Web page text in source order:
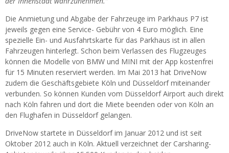
Die Anmietung und Abgabe der Fahrzeuge im Parkhaus P7 ist
jeweils gegen eine Service- Gebühr von 4 Euro möglich. Eine
spezielle Ein- und Ausfahrtskarte für das Parkhaus ist in allen
Fahrzeugen hinterlegt. Schon beim Verlassen des Flugzeuges
können die Modelle von BMW und MINI mit der App kostenfrei
für 15 Minuten reserviert werden. Im Mai 2013 hat DriveNow
zudem die Geschäftsgebiete Köln und Düsseldorf miteinander
verbunden. So können Kunden vom Düsseldorf Airport auch direkt
nach Köln fahren und dort die Miete beenden oder von Köln an
den Flughafen in Düsseldorf gelangen.
DriveNow startete in Düsseldorf im Januar 2012 und ist seit
Oktober 2012 auch in Köln. Aktuell verzeichnet der Carsharing-